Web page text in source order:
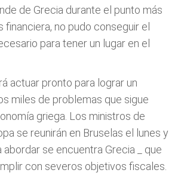
de Grecia durante el punto más
financiera, no pudo conseguir el
para tener un lugar en el
actuar pronto para lograr un
miles de problemas que sigue
griega. Los ministros de
se reunirán en Bruselas el lunes y
se encuentra Grecia _ que
con severos objetivos fiscales.